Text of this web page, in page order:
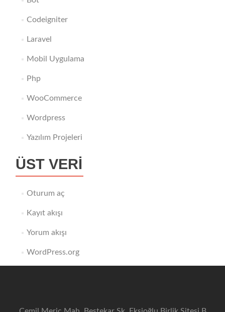
Codeigniter
Laravel
Mobil Uygulama
Php
WooCommerce
Wordpress
Yazılım Projeleri
ÜST VERI
Oturum aç
Kayıt akışı
Yorum akışı
WordPress.org